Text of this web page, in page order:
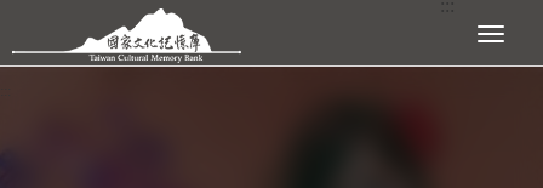
跳到主要內容區塊 展開選單